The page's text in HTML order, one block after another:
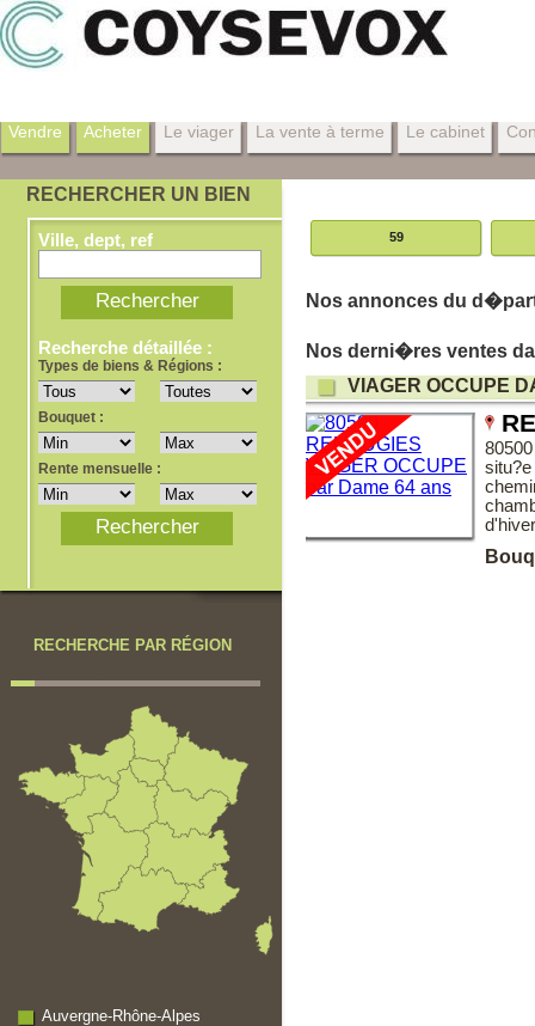
Vendre Acheter Le viager La vente à terme Le cabinet
RECHERCHER UN BIEN
Ville, dept, ref
Recherche détaillée :
Types de biens & Régions :
Bouquet :
Rente mensuelle :
RECHERCHE PAR RÉGION
Auvergne-Rhône-Alpes
59
Nos annonces du
Nos derni�res ventes
VIAGER OCCUPE